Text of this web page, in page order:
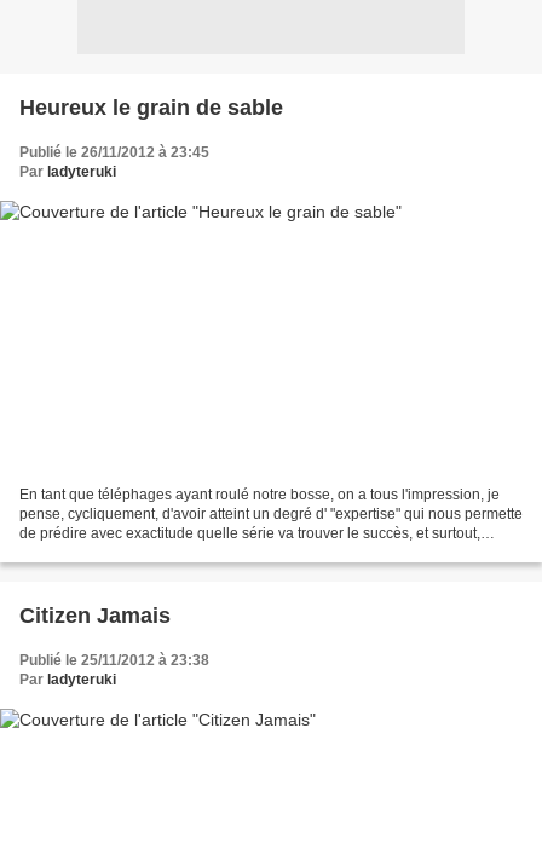
Heureux le grain de sable
Publié le 26/11/2012 à 23:45
Par ladyteruki
En tant que téléphages ayant roulé notre bosse, on a tous l'impression, je
pense, cycliquement, d'avoir atteint un degré d' "expertise" qui nous permette
de prédire avec exactitude quelle série va trouver le succès, et surtout,
Citizen Jamais
Publié le 25/11/2012 à 23:38
Par ladyteruki